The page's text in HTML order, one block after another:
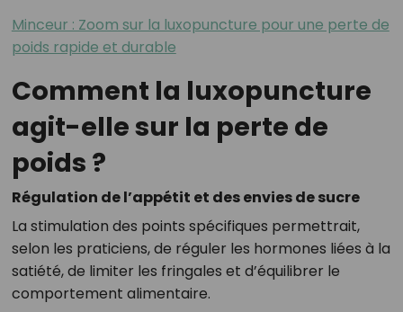
Minceur : Zoom sur la luxopuncture pour une perte de
poids rapide et durable
Comment la luxopuncture
agit-elle sur la perte de
poids ?
Régulation de l’appétit et des envies de sucre
La stimulation des points spécifiques permettrait,
selon les praticiens, de réguler les hormones liées à la
satiété, de limiter les fringales et d’équilibrer le
comportement alimentaire.